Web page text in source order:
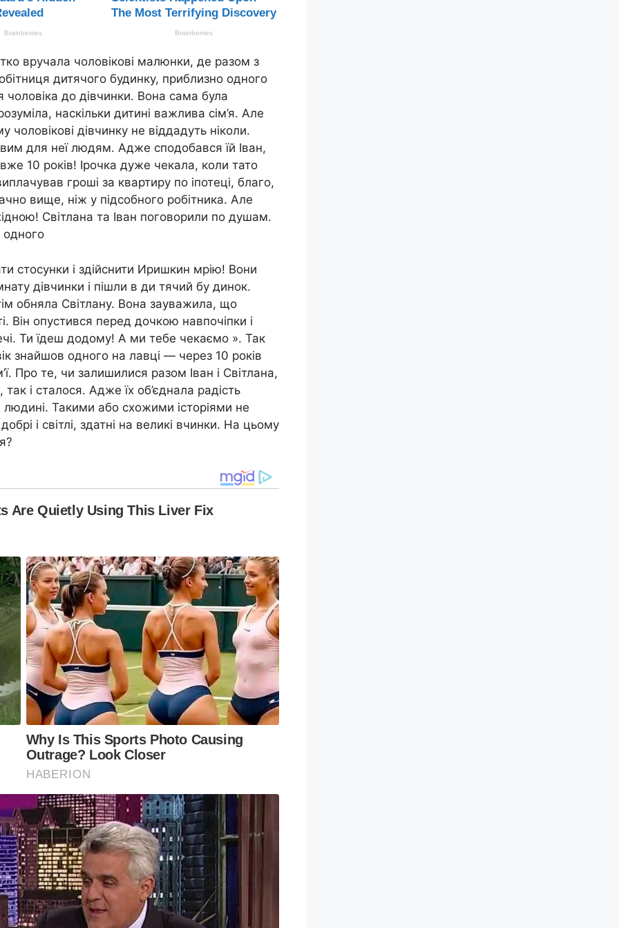
вручала чоловікові малюнки, де разом з
дитячого будинку, приблизно одного
чоловіка до дівчинки. Вона сама була
наскільки дитині важлива сім’я. Але
дівчинку не віддадуть ніколи.
для неї людям. Адже сподобався їй Іван,
10 років! Ірочка дуже чекала, коли тато
гроші за квартиру по іпотеці, благо,
вище, ніж у підсобного робітника. Але
Світлана та Іван поговорили по душам.
одного
стосунки і здійснити Иришкин мрію! Вони
дівчинки і пішли в ди тячий бу динок.
обняла Світлану. Вона зауважила, що
Він опустився перед дочкою навпочіпки і
Ти їдеш додому! А ми тебе чекаємо ». Так
знайшов одного на лавці — через 10 років
Про те, чи залишилися разом Іван і Світлана,
і сталося. Адже їх об’єднала радість
Такими або схожими історіями не
і світлі, здатні на великі вчинки. На цьому